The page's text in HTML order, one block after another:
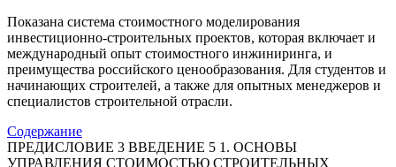
Показана система стоимостного моделирования
инвестиционно-строительных проектов, которая включает и
международный опыт стоимостного инжиниринга, и
преимущества российского ценообразования. Для студентов и
начинающих строителей, а также для опытных менеджеров и
специалистов строительной отрасли.
Содержание
ПРЕДИСЛОВИЕ 3 ВВЕДЕНИЕ 5 1. ОСНОВЫ
УПРАВЛЕНИЯ СТОИМОСТЬЮ СТРОИТЕЛЬНЫХ